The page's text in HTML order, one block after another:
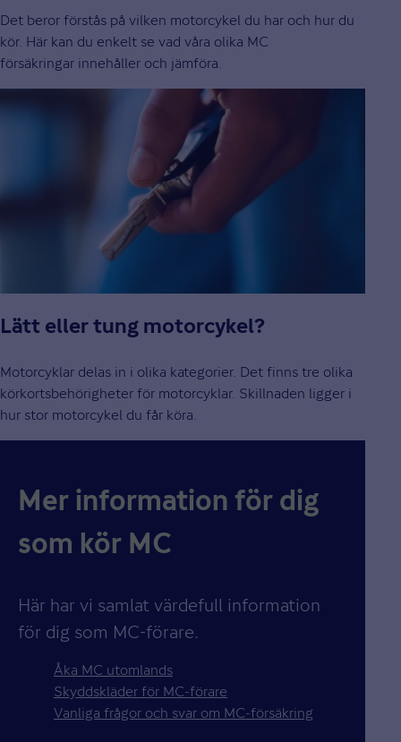
Det beror förstås på vilken motorcykel du har och hur du
kör. Här kan du enkelt se vad våra olika MC
försäkringar innehåller och jämföra.
Lätt eller tung motorcykel?
Motorcyklar delas in i olika kategorier. Det finns tre olika
körkortsbehörigheter för motorcyklar. Skillnaden ligger i
hur stor motorcykel du får köra.
Mer information för dig
som kör MC
Här har vi samlat värdefull information
för dig som MC-förare.
Åka MC utomlands
Skyddskläder för MC-förare
Vanliga frågor och svar om MC-försäkring